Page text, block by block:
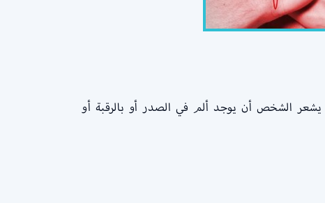
الشخص أن يوجد ألم في الصدر أو بالرقبة أو